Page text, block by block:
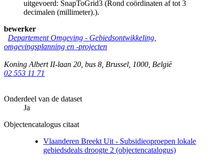
uitgevoerd: SnapToGrid3 (Rond coördinaten af tot 3
decimalen (millimeter).).
bewerker
Departement Omgeving - Gebiedsontwikkeling,
omgevingsplanning en -projecten
Koning Albert II-laan 20, bus 8 Brussel 1000 België
02 553 11 71
Onderdeel van de dataset
Ja
Objectencatalogus citaat
Vlaanderen Breekt Uit - Subsidieoproepen lokale
gebiedsdeals droogte 2 (objectencatalogus)